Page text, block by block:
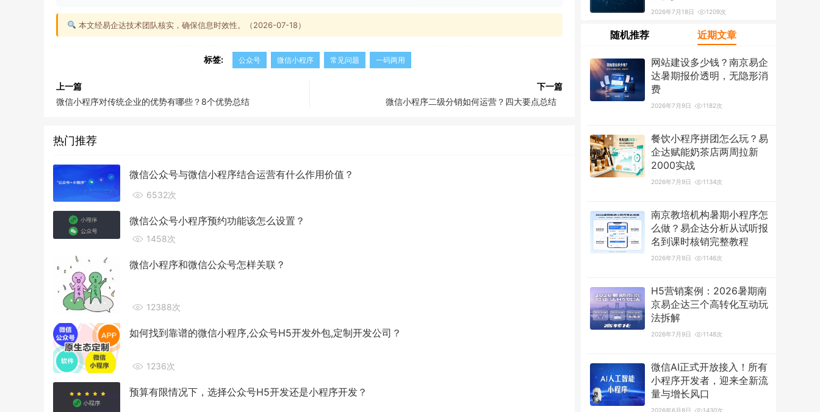
本文经易企达技术团队核实，确保信息时效性。（2026-07-18）
标签: 公众号 微信小程序 常见问题 一码两用
上一篇
微信小程序对传统企业的优势有哪些？8个优势总结
下一篇
微信小程序二级分销如何运营？四大要点总结
热门推荐
微信公众号与微信小程序结合运营有什么作用价值？
6532次
微信公众号小程序预约功能该怎么设置？
1458次
微信小程序和微信公众号怎样关联？
12388次
如何找到靠谱的微信小程序,公众号H5开发外包,定制开发公司？
1236次
预算有限情况下，选择公众号H5开发还是小程序开发？
2026年7月18日 1209次
随机推荐 近期文章
网站建设多少钱？南京易企
达暑期报价透明，无隐形消
费
2026年7月9日 1182次
餐饮小程序拼团怎么玩？易
企达赋能奶茶店两周拉新
2000实战
2026年7月9日 1134次
南京教培机构暑期小程序怎
么做？易企达分析从试听报
名到课时核销完整教程
2026年7月9日 1146次
H5营销案例：2026暑期南
京易企达三个高转化互动玩
法拆解
2026年7月9日 1148次
微信AI正式开放接入！所有
小程序开发者，迎来全新流
量与增长风口
2026年6月8日 1430次